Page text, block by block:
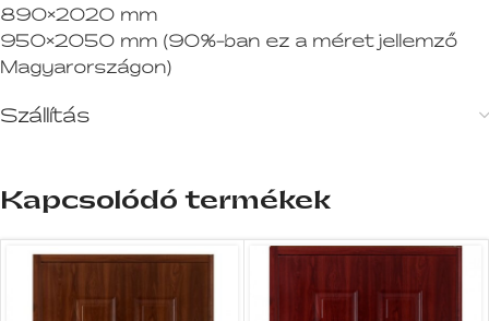
890×2020 mm
950×2050 mm (90%-ban ez a méret jellemző
Magyarországon)
Szállítás
Kapcsolódó termékek